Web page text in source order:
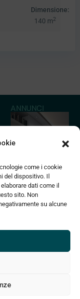
come i cookie
del dispositivo. Il
dati come il
sito. Non
su alcune
Dimensione:
140 m2
ANNUNCI
Case -
127 Annunci